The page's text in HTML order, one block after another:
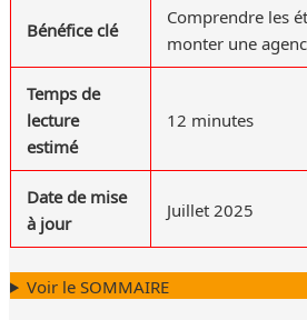
Bénéfice clé
Comprendre les
monter une
Temps de
lecture
estimé
12 minutes
Date de mise
à jour
Juillet 2025
Voir le SOMMAIRE